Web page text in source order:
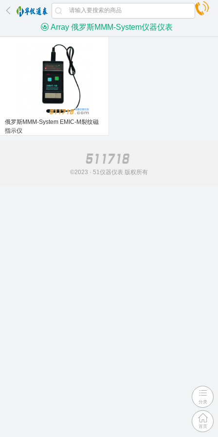
Array 俄罗斯MMM-System仪器仪表
俄罗斯MMM-System EMIC-M裂纹磁
指示仪
©2023 · 51仪器仪表 版权所有
分类
首页